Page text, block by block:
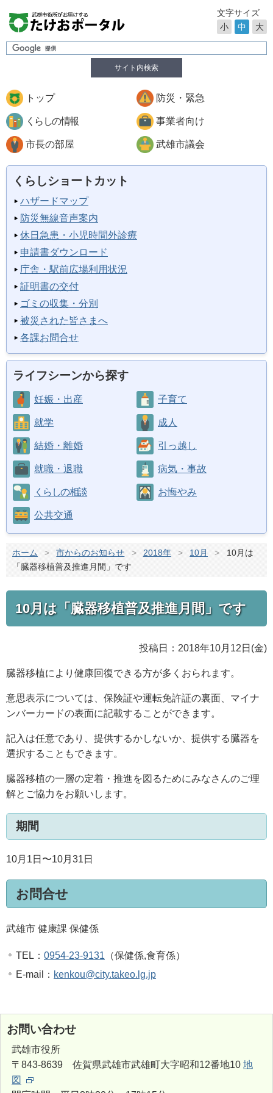
サイト内検索
文字サイズ
小
中 大
トップ 防災・緊急
くらしの情報 事業者向け
市長の部屋 武雄市議会
くらしショートカット
ハザードマップ
防災無線音声案内
休日急患・小児時間外診療
申請書ダウンロード
庁舎・駅前広場利用状況
証明書の交付
ゴミの収集・分別
被災された皆さまへ
各課お問合せ
ライフシーンから探す
妊娠・出産 子育て
就学 成人
結婚・離婚 引っ越し
就職・退職 病気・事故
くらしの相談 お悔やみ
公共交通
ホーム > 市からのお知らせ > 2018年 > 10月 >
10月は
「臓器移植普及推進月間」です
10月は「臓器移植普及推進月間」です
投稿日：2018年10月12日(金)
臓器移植により健康回復できる方が多くおられます。
意思表示については、保険証や運転免許証の裏面、マイナ
ンバーカードの表面に記載することができます。
記入は任意であり、提供するかしないか、提供する臓器を
選択することもできます。
臓器移植の一層の定着・推進を図るためにみなさんのご理
解とご協力をお願いします。
期間
10月1日〜10月31日
お問合せ
武雄市 健康課 保健係
TEL： 0954-23-9131 （保健係,食育係）
E-mail： kenkou@city.takeo.lg.jp
お問い合わせ
武雄市役所
〒843-8639 佐賀県武雄市武雄町大字昭和12番地10 地
図